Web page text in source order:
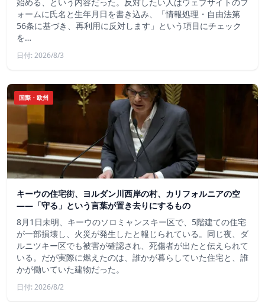
始める、という内容だった。反対したい人はウェブサイトのフ
ォームに氏名と生年月日を書き込み、「情報処理・自由法第
56条に基づき、再利用に反対します」という項目にチェック
を…
日付: 2026/8/3
国際・欧州
キーウの住宅街、ヨルダン川西岸の村、カリフォルニアの空
——「守る」という言葉が置き去りにするもの
8月1日未明、キーウのソロミャンスキー区で、5階建ての住宅
が一部損壊し、火災が発生したと報じられている。同じ夜、ダ
ルニツキー区でも被害が確認され、死傷者が出たと伝えられて
いる。だが実際に燃えたのは、誰かが暮らしていた住宅と、誰
かが働いていた建物だった。
日付: 2026/8/2